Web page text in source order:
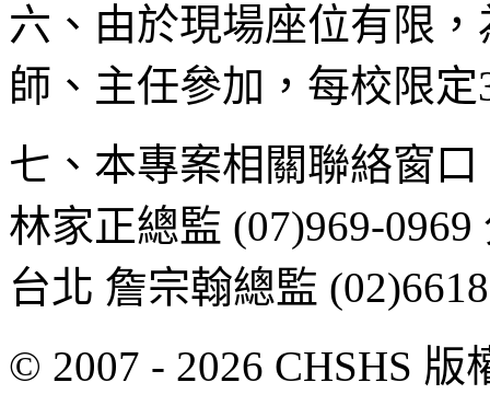
六、由於現場座位有限
師、主任參加，每校限
七、本專案相關聯絡窗
林家正總監 (07)969-
台北 詹宗翰總監
© 2007 - 2026 CHSHS